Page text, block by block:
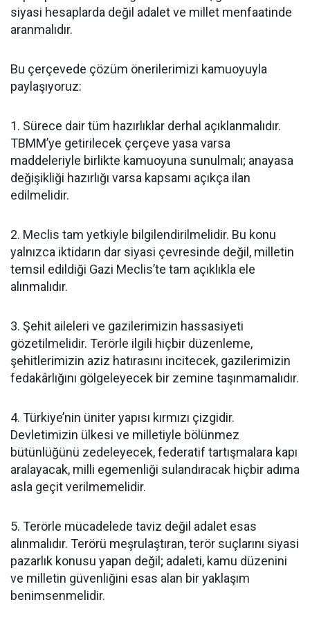
siyasi hesaplarda değil adalet ve millet menfaatinde
aranmalıdır.
Bu çerçevede çözüm önerilerimizi kamuoyuyla
paylaşıyoruz:
1. Sürece dair tüm hazırlıklar derhal açıklanmalıdır.
TBMM’ye getirilecek çerçeve yasa varsa
maddeleriyle birlikte kamuoyuna sunulmalı; anayasa
değişikliği hazırlığı varsa kapsamı açıkça ilan
edilmelidir.
2. Meclis tam yetkiyle bilgilendirilmelidir. Bu konu
yalnızca iktidarın dar siyasi çevresinde değil, milletin
temsil edildiği Gazi Meclis’te tam açıklıkla ele
alınmalıdır.
3. Şehit aileleri ve gazilerimizin hassasiyeti
gözetilmelidir. Terörle ilgili hiçbir düzenleme,
şehitlerimizin aziz hatırasını incitecek, gazilerimizin
fedakârlığını gölgeleyecek bir zemine taşınmamalıdır.
4. Türkiye’nin üniter yapısı kırmızı çizgidir.
Devletimizin ülkesi ve milletiyle bölünmez
bütünlüğünü zedeleyecek, federatif tartışmalara kapı
aralayacak, milli egemenliği sulandıracak hiçbir adıma
asla geçit verilmemelidir.
5. Terörle mücadelede taviz değil adalet esas
alınmalıdır. Terörü meşrulaştıran, terör suçlarını siyasi
pazarlık konusu yapan değil; adaleti, kamu düzenini
ve milletin güvenliğini esas alan bir yaklaşım
benimsenmelidir.